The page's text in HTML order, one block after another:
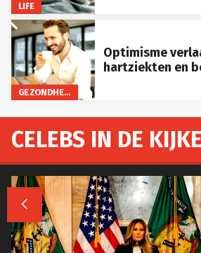
LIFE
GEZONDHEID
Optimisme
hartziekten en
CELEBS IN DE
